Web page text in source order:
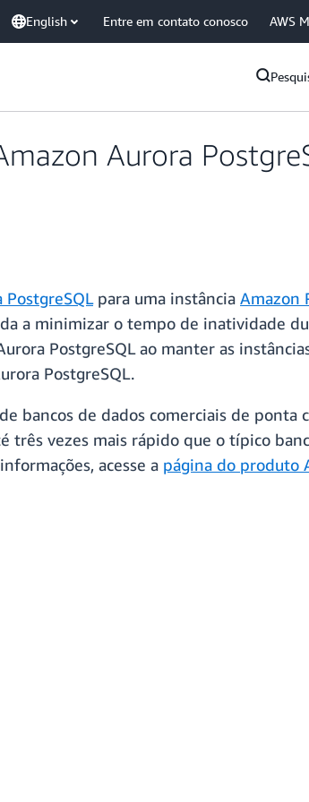
English Entre em contato conosco AWS
Aurora
para uma instância Amazon
a minimizar o tempo de inatividade
PostgreSQL ao manter as
PostgreSQL.
bancos de dados comerciais de ponta
vezes mais rápido que o típico
acesse a página do produto